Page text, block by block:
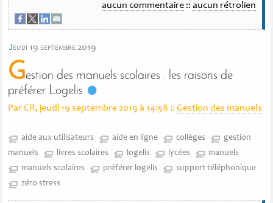
aucun commentaire :: aucun rétrolien
jeudi 19 septembre 2019
Gestion des manuels scolaires : les raisons de
préférer Logelis
Par CR, jeudi 19 septembre 2019 à 14:58 :: Gestion des manuels
aide aux utilisateurs aide en ligne collèges
gestion
manuels
livres scolaires logelis lycées
manuels
manuels scolaires
préférer logelis
support téléphonique
zéro stress